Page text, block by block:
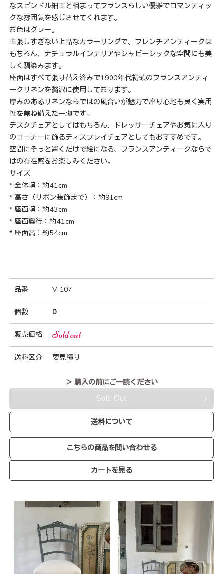
なスピンドル細工と相まってフランスらしい優雅でロマンティッ
クな雰囲気を感じさせてくれます。
お色はグレー。
主張しすぎない上品なカラーリングで、フレンチアンティークは
もちろん、ナチュラルインテリアやシャビーシックな空間にも美
しく馴染みます。
座面はすべて張り替え済みで1900年代初頭のフランスアンティ
ークリネンを贅沢に使用しております。
厚みのあるリネンならではの風合いが魅力で座り心地も良く実用
性を兼ね備えた一脚です。
デスクチェアとしてはもちろん、ドレッサーチェアやお気に入り
のコーナーに飾るディスプレイチェアとしてもおすすめです。
空間にそっと置くだけで絵になる、フランスアンティークならで
はの存在感をお楽しみください。
サイズ
* 全体幅：約41cm
* 高さ（リボン装飾まで）：約91cm
* 座面幅：約43cm
* 座面奥行：約41cm
* 座面高：約54cm
品番 V-107
個数 0
販売価格 Sold out
送料区分 要見積り
＞ 購入の前にご一読ください
Sold Out
送料について
こちらの商品を問い合わせる
カートを見る